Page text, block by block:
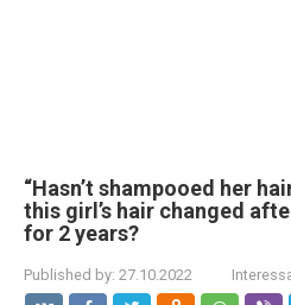
“Hasn’t shampooed her
this girl’s hair changed
for 2 years?
Published by: 27.10.2022